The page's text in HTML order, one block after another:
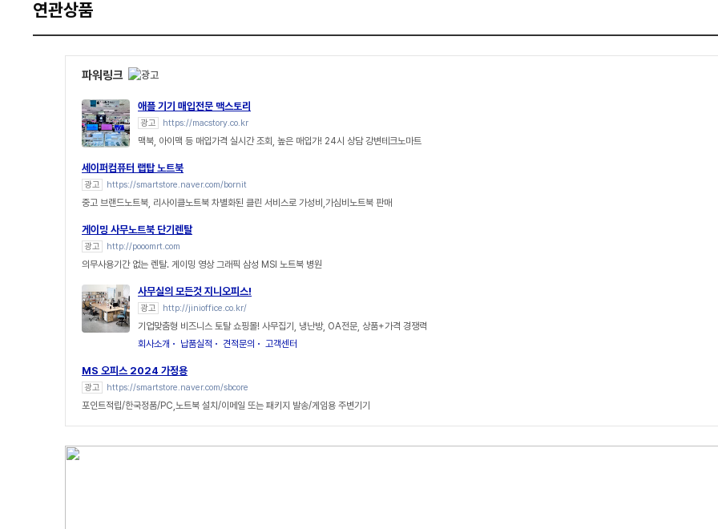
연관상품
파워링크
애플 기기 매입전문 맥스토리
광고 https://macstory.co.kr
맥북, 아이맥 등 매입가격 실시간 조회, 높은 매입가! 24시 상담 강변테크노마트
세이퍼컴퓨터 랩탑 노트북
광고 https://smartstore.naver.com/bornit
중고 브랜드노트북, 리사이클노트북 차별화된 클린 서비스로 가성비,가심비노트북 판매
게이밍 사무노트북 단기렌탈
광고 http://pooomrt.com
의무사용기간 없는 렌탈. 게이밍 영상 그래픽 삼성 MSI 노트북 병원
사무실의 모든것 지니오피스!
광고 http://jinioffice.co.kr/
기업맞춤형 비즈니스 토탈 쇼핑몰! 사무집기, 냉난방, OA전문, 상품+가격 경쟁력
회사소개
납품실적 견적문의 고객센터
MS 오피스 2024 가정용
광고 https://smartstore.naver.com/sbcore
포인트적립/한국정품/PC,노트북 설치/이메일 또는 패키지 발송/게임용 주변기기